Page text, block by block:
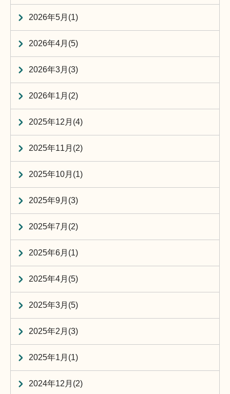
2026年5月(1)
2026年4月(5)
2026年3月(3)
2026年1月(2)
2025年12月(4)
2025年11月(2)
2025年10月(1)
2025年9月(3)
2025年7月(2)
2025年6月(1)
2025年4月(5)
2025年3月(5)
2025年2月(3)
2025年1月(1)
2024年12月(2)